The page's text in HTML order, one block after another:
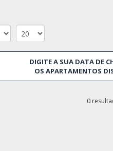
DIGITE A SUA DATA DE
OS APARTAMENTOS
0